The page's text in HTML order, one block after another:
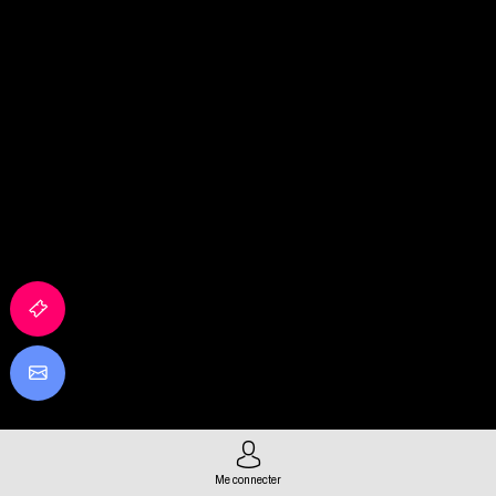
Me connecter